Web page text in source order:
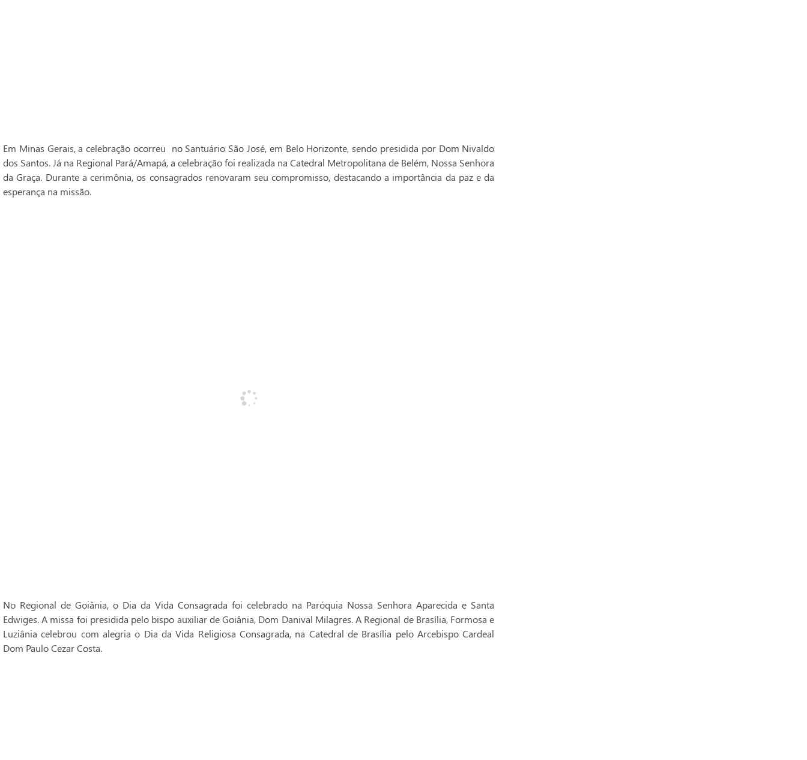
Em Minas Gerais, a celebração ocorreu no Santuário São José, em Belo Horizonte, sendo presidida por Dom Nivaldo
dos Santos. Já na Regional Pará/Amapá, a celebração foi realizada na Catedral Metropolitana de Belém, Nossa Senhora
da Graça. Durante a cerimônia, os consagrados renovaram seu compromisso, destacando a importância da paz e da
esperança na missão.
No Regional de Goiânia, o Dia da Vida Consagrada foi celebrado na Paróquia Nossa Senhora Aparecida e Santa
Edwiges. A missa foi presidida pelo bispo auxiliar de Goiânia, Dom Danival Milagres. A Regional de Brasília, Formosa e
Luziânia celebrou com alegria o Dia da Vida Religiosa Consagrada, na Catedral de Brasília pelo Arcebispo Cardeal
Dom Paulo Cezar Costa.